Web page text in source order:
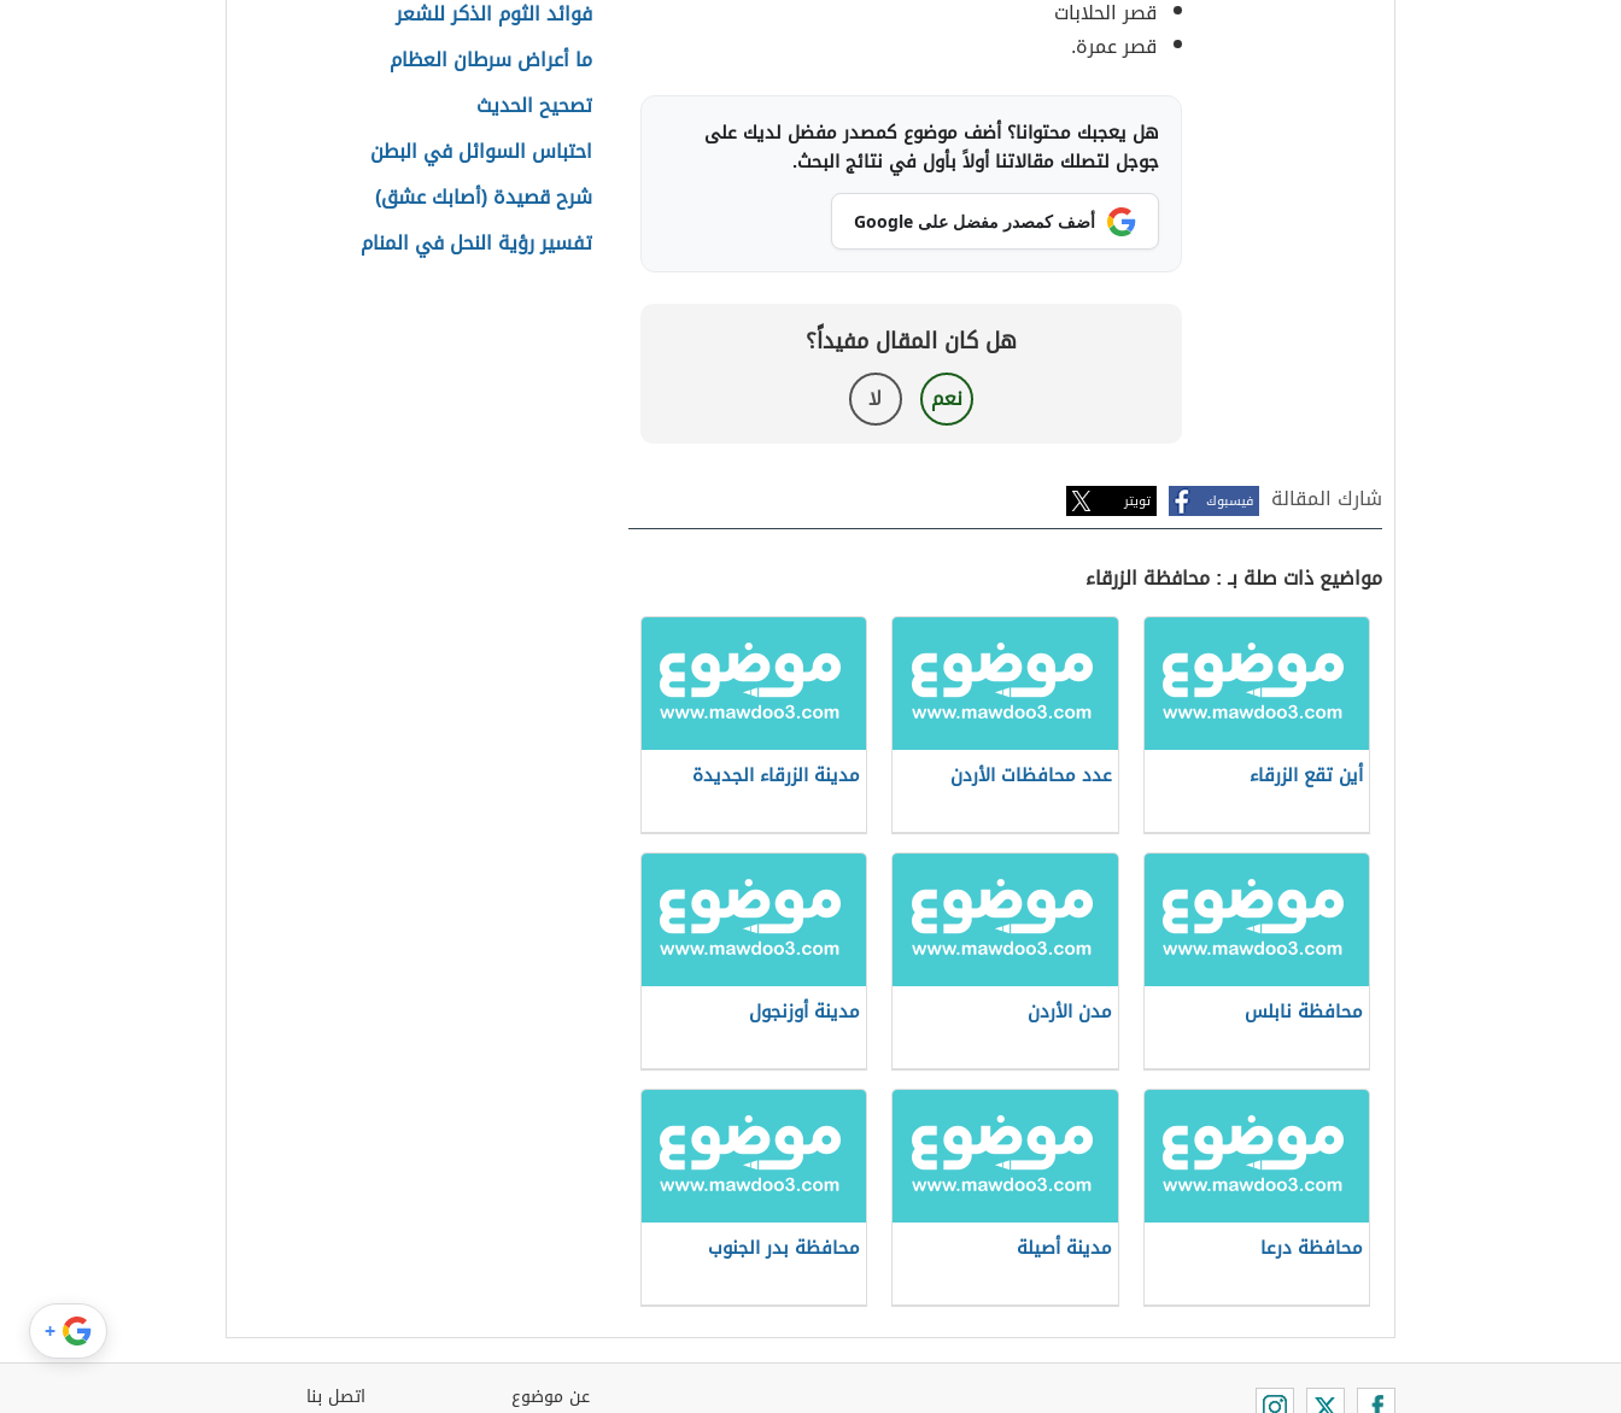
قصر الحلابات
قصر عمرة.
هل يعجبك محتوانا؟ أضف موضوع كمصدر مفضل لديك على
جوجل لتصلك مقالاتنا أولاً بأول في نتائج البحث.
أضف كمصدر مفضل على Google
هل كان المقال مفيداً؟
نعم لا
شارك المقالة فيسبوك تويتر
مواضيع ذات صلة بـ : محافظة الزرقاء
أين تقع الزرقاء عدد محافظات الأردن مدينة الزرقاء الجديدة
محافظة نابلس مدن الأردن مدينة أوزنجول
محافظة درعا مدينة أصيلة محافظة بدر الجنوب
فوائد الثوم الذكر للشعر
ما أعراض سرطان العظام
تصحيح الحديث
احتباس السوائل في البطن
شرح قصيدة (أصابك عشق)
تفسير رؤية النحل في المنام
اتصل بنا عن موضوع
+